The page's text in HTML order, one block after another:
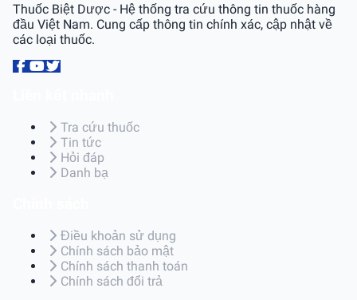
Thuốc Biệt Dược - Hệ thống tra cứu thông tin thuốc hàng
đầu Việt Nam. Cung cấp thông tin chính xác, cập nhật về
các loại thuốc.
Tra cứu thuốc
Tin tức
Hỏi đáp
Danh bạ
Điều khoản sử dụng
Chính sách bảo mật
Chính sách thanh toán
Chính sách đổi trả